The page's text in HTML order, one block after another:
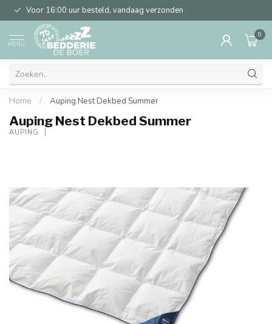
Voor 16:00 uur besteld, vandaag verzonden
MENU
0
Home / Auping Nest Dekbed Summer
Auping Nest Dekbed Summer
AUPING